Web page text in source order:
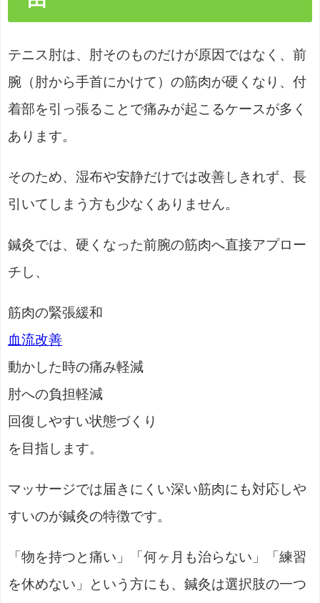
テニス肘は、肘そのものだけが原因ではなく、前
腕（肘から手首にかけて）の筋肉が硬くなり、付
着部を引っ張ることで痛みが起こるケースが多く
あります。
そのため、湿布や安静だけでは改善しきれず、長
引いてしまう方も少なくありません。
鍼灸では、硬くなった前腕の筋肉へ直接アプロー
チし、
筋肉の緊張緩和
血流改善
動かした時の痛み軽減
肘への負担軽減
回復しやすい状態づくり
を目指します。
マッサージでは届きにくい深い筋肉にも対応しや
すいのが鍼灸の特徴です。
「物を持つと痛い」「何ヶ月も治らない」「練習
を休めない」という方にも、鍼灸は選択肢の一つ